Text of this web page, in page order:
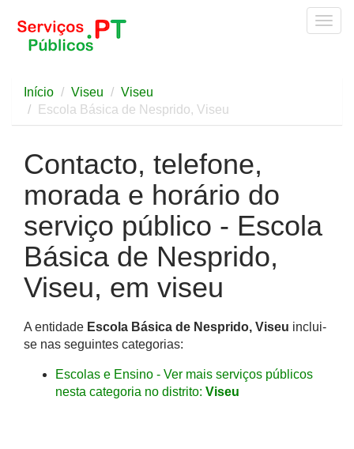
Início Viseu
Viseu
Escola Básica de Nesprido, Viseu
Contacto, telefone,
morada e horário do
serviço público - Escola
Básica de Nesprido,
Viseu, em viseu
A entidade Escola Básica de Nesprido, Viseu inclui-
se nas seguintes categorias:
Escolas e Ensino - Ver mais serviços públicos
nesta categoria no distrito: Viseu